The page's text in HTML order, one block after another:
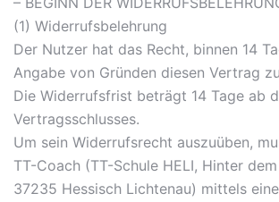
(1) Widerrufsbelehrung
Der Nutzer hat das Recht, binnen 14
Angabe von Gründen diesen Vertrag
Die Widerrufsfrist beträgt 14 Tage ab
Vertragsschlusses.
Um sein Widerrufsrecht auszuüben,
TT-Coach (TT-Schule HELI, Hinter
37235 Hessisch Lichtenau) mittels